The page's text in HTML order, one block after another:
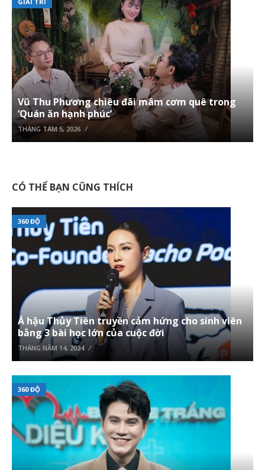
Vũ Thu Phương chiêu đãi mâm cơm quê trong
‘Quán ăn hạnh phúc’
THÁNG TÁM 5, 2026
CÓ THỂ BẠN CŨNG THÍCH
360 ĐỘ
Á hậu Thủy Tiên truyền cảm hứng cho sinh viên
bằng 3 bài học lớn của cuộc đời
THÁNG NĂM 14, 2024
360 ĐỘ